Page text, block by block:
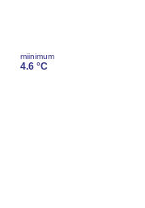
miinimum
4.6 °C